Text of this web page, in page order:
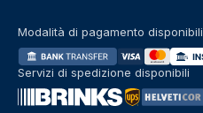
Modalità di pagamento disponibili
Servizi di spedizione disponibili